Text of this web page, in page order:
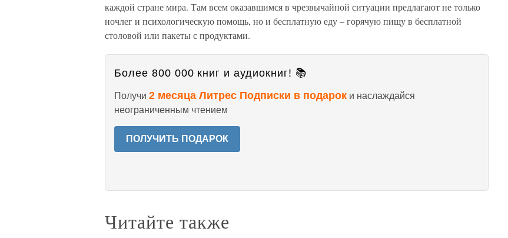
каждой стране мира. Там всем оказавшимся в чрезвычайной ситуации предлагают не только
ночлег и психологическую помощь, но и бесплатную еду – горячую пищу в бесплатной
столовой или пакеты с продуктами.
Более 800 000 книг и аудиокниг! 📚
Получи 2 месяца Литрес Подписки в подарок и наслаждайся
неограниченным чтением
ПОЛУЧИТЬ ПОДАРОК
Читайте также